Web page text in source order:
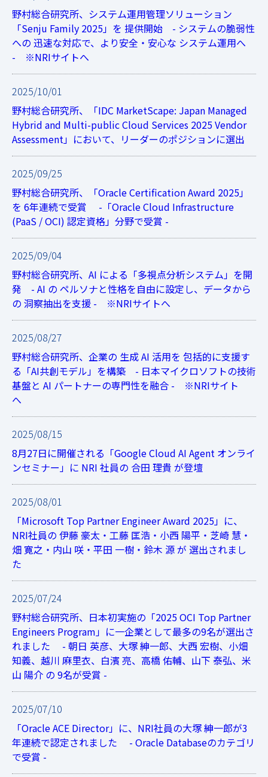
野村総合研究所、システム運用管理ソリューション
「Senju Family 2025」を 提供開始 - システムの脆弱性
への 迅速な対応で、より安全・安心な システム運用へ
- ※NRIサイトへ
2025/10/01
野村総合研究所、「IDC MarketScape: Japan Managed
Hybrid and Multi-public Cloud Services 2025 Vendor
Assessment」において、リーダーのポジションに選出
2025/09/25
野村総合研究所、「Oracle Certification Award 2025」
を 6年連続で受賞 -「Oracle Cloud Infrastructure
(PaaS / OCI) 認定資格」分野で受賞 -
2025/09/04
野村総合研究所、AI による「多視点分析システム」を開
発 - AI の ペルソナと性格を自由に設定し、データから
の 洞察抽出を支援 - ※NRIサイトへ
2025/08/27
野村総合研究所、企業の 生成 AI 活用を 包括的に支援す
る「AI共創モデル」を構築 - 日本マイクロソフトの技術
基盤と AI パートナーの専門性を融合 - ※NRIサイト
へ
2025/08/15
8月27日に開催される「Google Cloud AI Agent オンライ
ンセミナー」に NRI 社員の 合田 理貴 が登壇
2025/08/01
「Microsoft Top Partner Engineer Award 2025」に、
NRI社員の 伊藤 豪太・工藤 匡浩・小西 陽平・芝崎 慧・
畑 寛之・内山 咲・平田 一樹・鈴木 源 が 選出されまし
た
2025/07/24
野村総合研究所、日本初実施の「2025 OCI Top Partner
Engineers Program」に一企業として最多の9名が選出さ
れました - 朝日 英彦、大塚 紳一郎、大西 宏樹、小畑
知義、越川 麻里衣、白濱 亮、高橋 佑輔、山下 泰弘、米
山 陽介 の 9名が受賞 -
2025/07/10
「Oracle ACE Director」に、NRI社員の大塚 紳一郎が3
年連続で認定されました - Oracle Databaseのカテゴリ
で受賞 -